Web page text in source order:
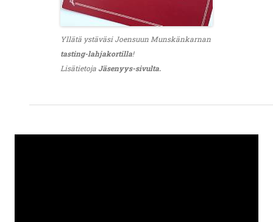
Yllätä ystäväsi Joensuun Munskänkarnan
tasting-lahjakortilla!
Lisätietoja Jäsenyys-sivulta.